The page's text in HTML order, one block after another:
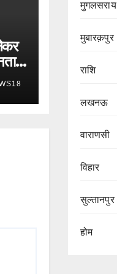
मुगलसराय
मुबारक़पुर
राशि
लखनऊ
वाराणसी
विहार
सुल्तानपुर
होम